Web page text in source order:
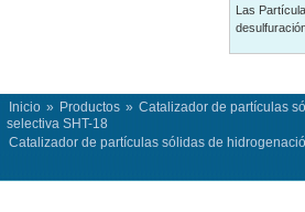
Las
Inicio » Productos » Catalizador de partículas
selectiva SHT-18
Catalizador de partículas sólidas de